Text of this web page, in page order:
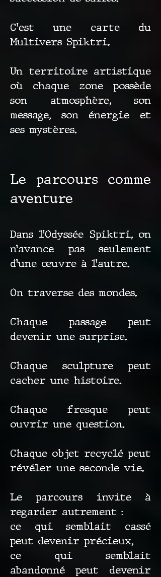
C’est une carte du
Multivers Spiktri.
Un territoire artistique
où chaque zone possède
son atmosphère, son
message, son énergie et
ses mystères.
Le parcours comme
aventure
Dans l’Odyssée Spiktri, on
n’avance pas seulement
d’une œuvre à l’autre.
On traverse des mondes.
Chaque passage peut
devenir une surprise.
Chaque sculpture peut
cacher une histoire.
Chaque fresque peut
ouvrir une question.
Chaque objet recyclé peut
révéler une seconde vie.
Le parcours invite à
regarder autrement :
ce qui semblait cassé
peut devenir précieux,
ce qui semblait
abandonné peut devenir